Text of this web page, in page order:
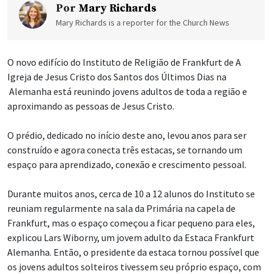
Por Mary Richards
Mary Richards is a reporter for the Church News
O novo edifício do Instituto de Religião de Frankfurt de A
Igreja de Jesus Cristo dos Santos dos Últimos Dias na
Alemanha está reunindo jovens adultos de toda a região e
aproximando as pessoas de Jesus Cristo.
O prédio, dedicado no início deste ano, levou anos para ser
construído e agora conecta três estacas, se tornando um
espaço para aprendizado, conexão e crescimento pessoal.
Durante muitos anos, cerca de 10 a 12 alunos do Instituto se
reuniam regularmente na sala da Primária na capela de
Frankfurt, mas o espaço começou a ficar pequeno para eles,
explicou Lars Wiborny, um jovem adulto da Estaca Frankfurt
Alemanha. Então, o presidente da estaca tornou possível que
os jovens adultos solteiros tivessem seu próprio espaço, com